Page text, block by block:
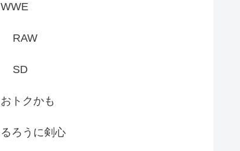
WWE
RAW
SD
おトクかも
るろうに剣心